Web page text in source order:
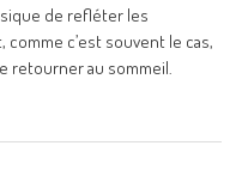
de refléter les
c’est souvent le cas,
retourner au sommeil.